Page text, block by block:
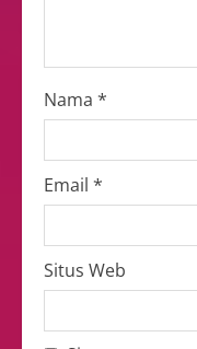
Nama *
Email *
Situs Web